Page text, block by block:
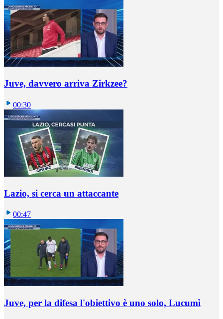
Juve, davvero arriva Zirkzee?
00:30
Lazio, si cerca un attaccante
00:47
Juve, per la difesa l'obiettivo è uno solo, Lucumì